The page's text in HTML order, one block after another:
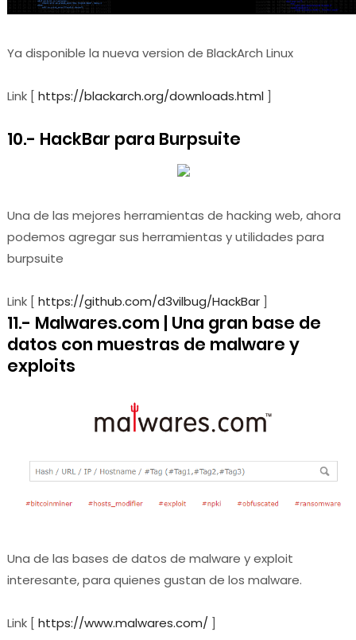
Ya disponible la nueva version de BlackArch Linux
Link [ https://blackarch.org/downloads.html]
10.- HackBar para Burpsuite
Una de las mejores herramientas de hacking web, ahora
podemos agregar sus herramientas y utilidades para
burpsuite
Link [ https://github.com/d3vilbug/HackBar]
11.- Malwares.com | Una gran base de
datos con muestras de malware y
exploits
Una de las bases de datos de malware y exploit
interesante, para quienes gustan de los malware.
Link [ https://www.malwares.com/ ]